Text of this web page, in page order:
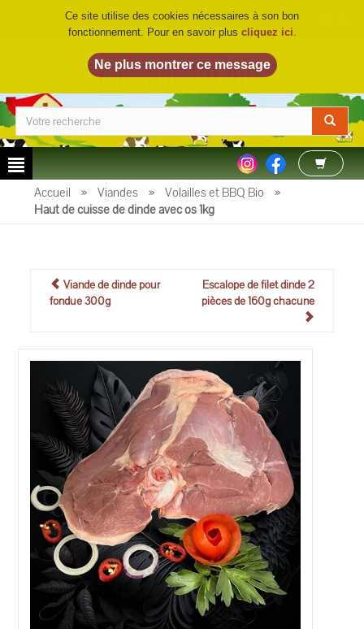
LA FERME DU BIO©
Accueil » Viandes » Volailles et BBQ Bio
»
Haut de cuisse de dinde avec os 1kg
Viande de dinde pour
fondue 300g
Escalope de filet dinde 2
pièces de 160g chacune
Ce site utilise des cookies nécessaires à son bon
fonctionnement. Pour en savoir plus cliquez ici.